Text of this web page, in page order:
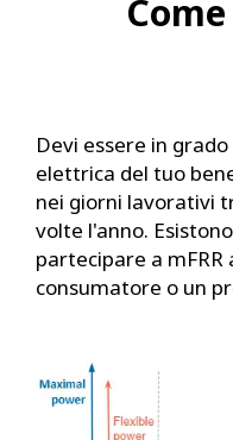
Devi essere in
elettrica del tuo
nei giorni lavorativi
volte l'anno.
partecipare a mFRR
consumatore o un